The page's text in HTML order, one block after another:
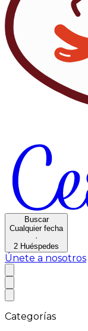
Buscar
Cualquier fecha
·
2 Huéspedes
Únete a nosotros
Categorías